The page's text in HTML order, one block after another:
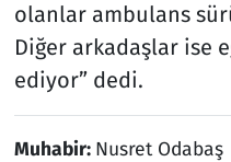
olanlar ambulans
Diğer arkadaşlar ise
ediyor” dedi.
Muhabir: Nusret Odabaş